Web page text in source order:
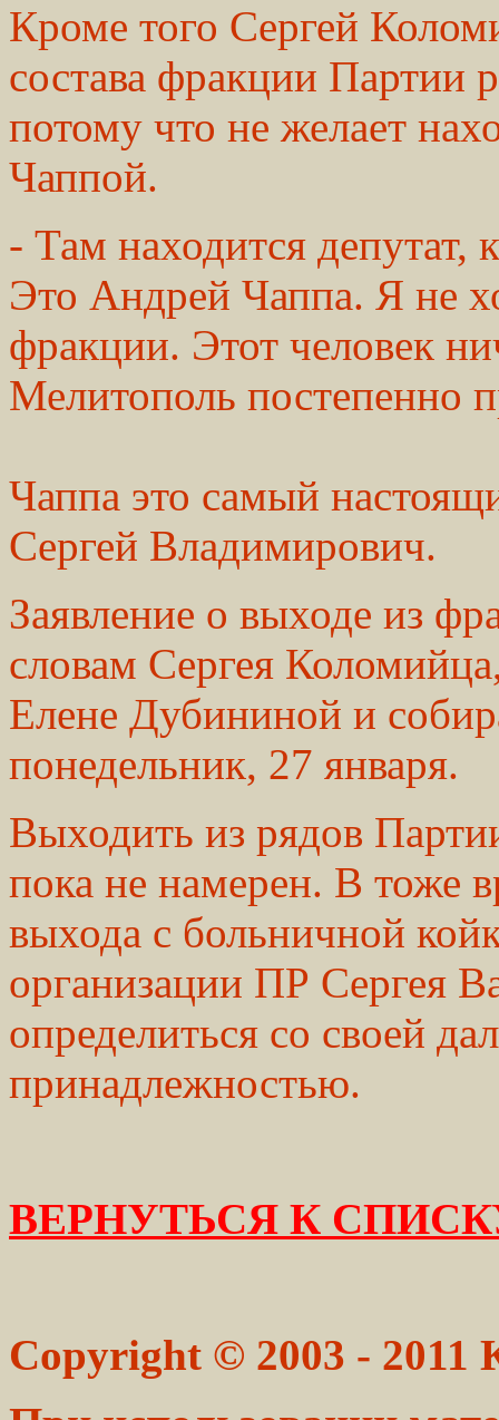
Кроме того Сергей
состава фракции Партии
потому что не желает
Чаппой.
- Там находится депутат,
Это Андрей Чаппа. Я не
фракции. Этот человек
Мелитополь постепенно
Чаппа это самый
Сергей Владимирович.
Заявление о выходе из
словам Сергея
Елене Дубининой и
понедельник, 27 января.
Выходить из рядов
пока не намерен. В тоже
выхода с больничной
организации ПР Сергея
определиться со своей
принадлежностью.
ВЕРНУТЬСЯ К
Copyright © 2003 - 2011